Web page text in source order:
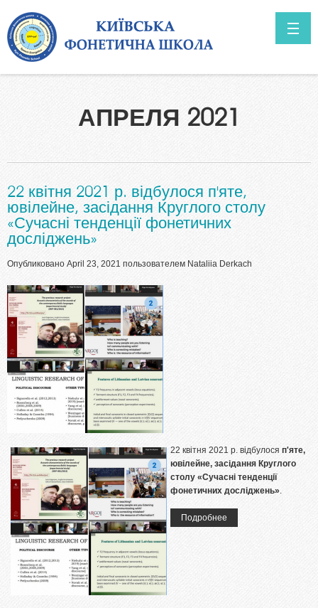
АПРЕЛЯ 2021
22 квітня 2021 р. відбулося п'яте,
ювілейне, засідання Круглого столу
«Сучасні тенденції фонетичних
досліджень»
Опубликовано April 23, 2021 пользователем Nataliia Derkach
22 квітня 2021 р. відбулося п'яте,
ювілейне, засідання Круглого
столу «Сучасні тенденції
фонетичних досліджень».
Подробнее